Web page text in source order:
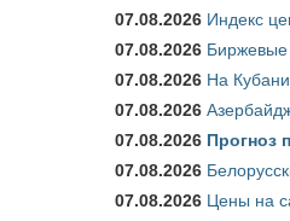
07.08.2026 Индекс
07.08.2026 Биржевые
07.08.2026 На
07.08.2026
07.08.2026 Прогноз
07.08.2026
07.08.2026 Цены на